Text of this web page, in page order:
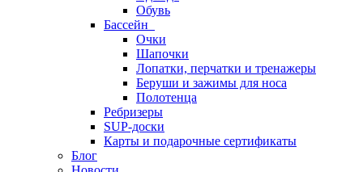
Обувь
Бассейн
Очки
Шапочки
Лопатки, перчатки и тренажеры
Беруши и зажимы для носа
Полотенца
Ребризеры
SUP-доски
Карты и подарочные сертификаты
Блог